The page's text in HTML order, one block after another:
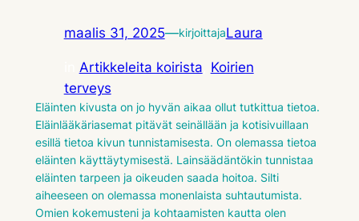
maalis 31, 2025—kirjoittajaLaura
Artikkeleita koirista Koirien
terveys
Eläinten kivusta on jo hyvän aikaa ollut tutkittua tietoa.
Eläinlääkäriasemat pitävät seinällään ja kotisivuillaan
esillä tietoa kivun tunnistamisesta. On olemassa tietoa
eläinten käyttäytymisestä. Lainsäädäntökin tunnistaa
eläinten tarpeen ja oikeuden saada hoitoa. Silti
aiheeseen on olemassa monenlaista suhtautumista.
Omien kokemusteni ja kohtaamisten kautta olen